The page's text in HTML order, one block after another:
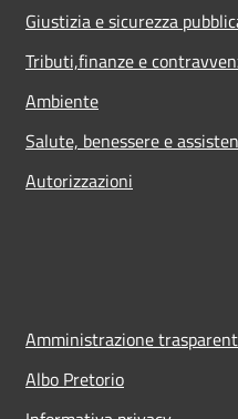
Giustizia e sicurezza
Tributi,finanze e
Ambiente
Salute, benessere e
Autorizzazioni
Amministrazione
Albo Pretorio